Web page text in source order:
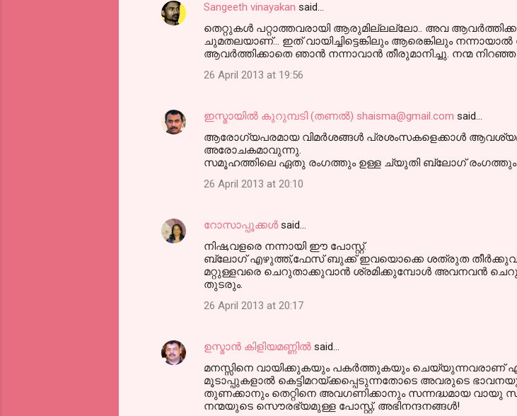
Sangeeth vinayakan said…
തെറ്റുകള്‍ പറ്റാത്തവരായി ആരുമില്ലല്ലോ.. അവ
ചുമതലയാണ്... ഇത് വായിച്ചിട്ടെങ്കിലും ആരെങ്കിലും
ആവര്‍ത്തിക്കാതെ ഞാന്‍ നന്നാവാന്‍ തീരുമാനിച്ചു. നന്മ
26 April 2013 at 19:56
ഇസ്മായില്‍ കുറുമ്പടി (തണല്‍) shaisma@gmail.com said…
ആരോഗ്യപരമായ വിമര്‍ശങ്ങള്‍ പ്രശംസകളെക്കാള്‍
അരോചകമാവുന്നു.
സമൂഹത്തിലെ ഏതു രംഗത്തും ഉള്ള ച്യുതി ബ്ലോഗ്‌
26 April 2013 at 20:10
റോസാപ്പൂക്കള്‍ said…
നിഷ,വളരെ നന്നായി ഈ പോസ്റ്റ്.
ബ്ലോഗ്‌ എഴുത്ത്,ഫേസ് ബുക്ക്‌ ഇവയൊക്കെ ശത്രുത
മറ്റുള്ളവരെ ചെറുതാക്കുവാന്‍ ശ്രമിക്കുമ്പോള്‍ അവനവന്‍
തുടരും.
26 April 2013 at 20:17
ഉസ്മാൻ കിളിയമണ്ണിൽ said…
മനസ്സിനെ വായിക്കുകയും പകര്‍ത്തുകയും ചെയ്യുന്നവരാണ്
മൂടാപ്പുകളാല്‍ കെട്ടിമറയ്ക്കപ്പെടുന്നതോടെ അവരുടെ
തുണക്കാനും തെറ്റിനെ അവഗണിക്കാനും സന്നദ്ധമായ വായു
നന്മയുടെ സൌരഭ്യമുള്ള പോസ്റ്റ്, അഭിനന്ദനങ്ങള്‍!